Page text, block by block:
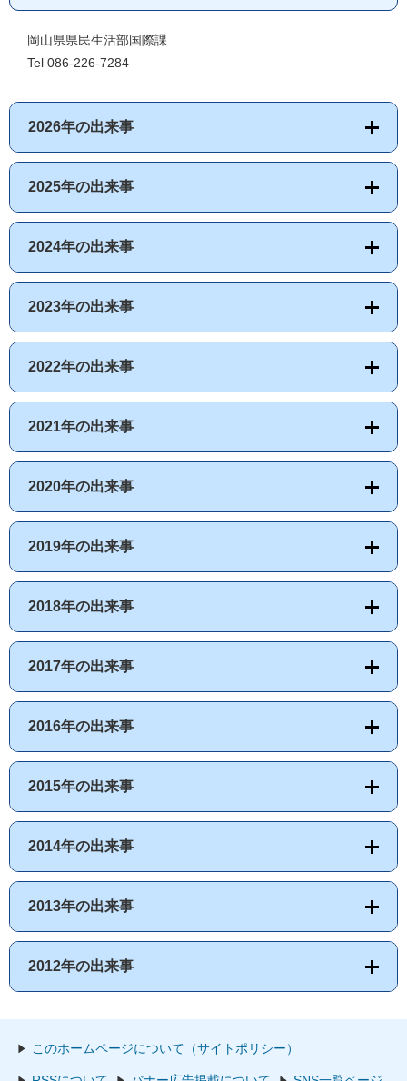
岡山県県民生活部国際課
Tel 086-226-7284
2026年の出来事
2025年の出来事
2024年の出来事
2023年の出来事
2022年の出来事
2021年の出来事
2020年の出来事
2019年の出来事
2018年の出来事
2017年の出来事
2016年の出来事
2015年の出来事
2014年の出来事
2013年の出来事
2012年の出来事
このホームページについて（サイトポリシー）